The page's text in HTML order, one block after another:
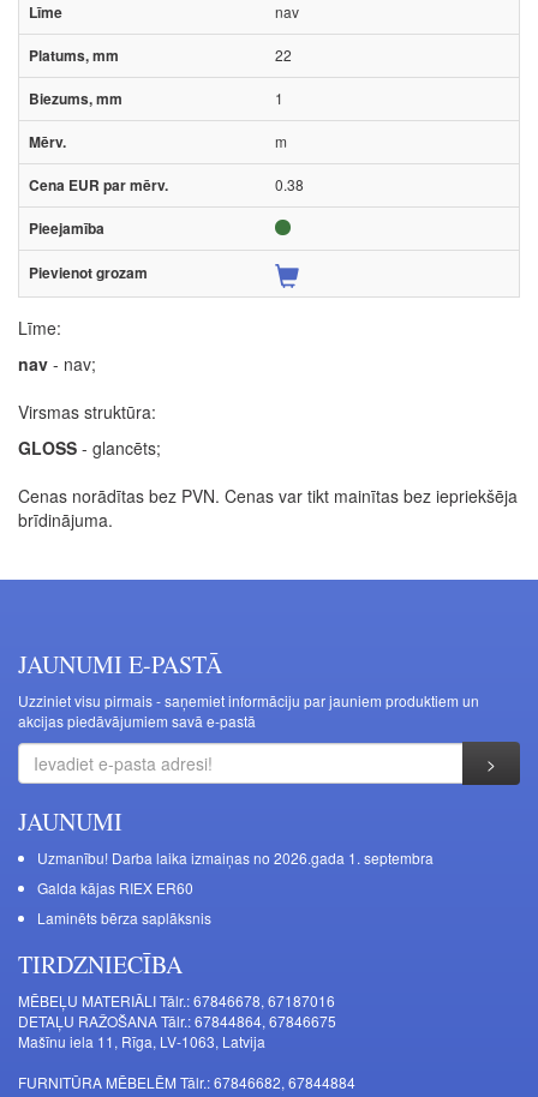
nav
22
1
m
0.38
Līme:
nav - nav;
Virsmas struktūra:
GLOSS - glancēts;
Cenas norādītas bez PVN. Cenas var tikt mainītas bez iepriekšēja
brīdinājuma.
JAUNUMI E-PASTĀ
Uzziniet visu pirmais - saņemiet informāciju par jauniem produktiem un
akcijas piedāvājumiem savā e-pastā
JAUNUMI
Uzmanību! Darba laika izmaiņas no 2026.gada 1. septembra
Galda kājas RIEX ER60
Laminēts bērza saplāksnis
TIRDZNIECĪBA
MĒBEĻU MATERIĀLI Tālr.: 67846678, 67187016
DETAĻU RAŽOŠANA Tālr.: 67844864, 67846675
Mašīnu iela 11, Rīga, LV-1063, Latvija
FURNITŪRA MĒBELĒM Tālr.: 67846682, 67844884